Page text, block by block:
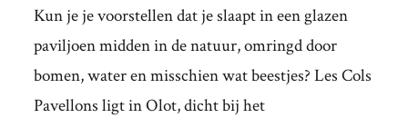
Kun je je voorstellen dat je slaapt in een glazen
paviljoen midden in de natuur, omringd door
bomen, water en misschien wat beestjes? Les Cols
Pavellons ligt in Olot, dicht bij het